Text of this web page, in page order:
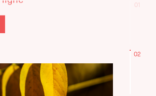
complexes et
vulnérabilisées:
pratiques
01
02